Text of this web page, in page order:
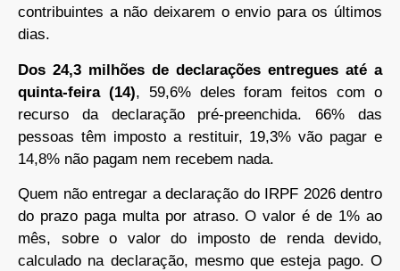
contribuintes a não deixarem o envio para os últimos
dias.
Dos 24,3 milhões de declarações entregues até a
quinta-feira (14), 59,6% deles foram feitos com o
recurso da declaração pré-preenchida. 66% das
pessoas têm imposto a restituir, 19,3% vão pagar e
14,8% não pagam nem recebem nada.
Quem não entregar a declaração do IRPF 2026 dentro
do prazo paga multa por atraso. O valor é de 1% ao
mês, sobre o valor do imposto de renda devido,
calculado na declaração, mesmo que esteja pago. O